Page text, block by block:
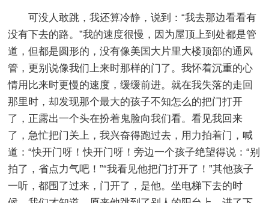
可没人敢跳，我还算冷静，说到：“我去那边看看有
没有下去的路。”我的速度很慢，因为屋顶上到处都是管
道，但都是圆形的，没有像美国大片里大楼顶部的通风
管，更别说像我们上来时那样的门了。我怀着沉重的心
情用比来时更慢的速度，缓缓前进。就在我失落的走回
那里时，却发现那个最大的孩子不知怎么的把门打开
了，正露出一个头在扮着鬼脸向我们看。看见我回来
了，急忙把门关上，我兴奋得跑过去，用力拍着门，喊
道：“快开门呀！快开门呀！旁边一个孩子绝望得说：“别
拍了，省点力气吧！”“我看见他把门打开了！”其他孩子
一听，都围了过来，门开了，是他。坐电梯下去的时